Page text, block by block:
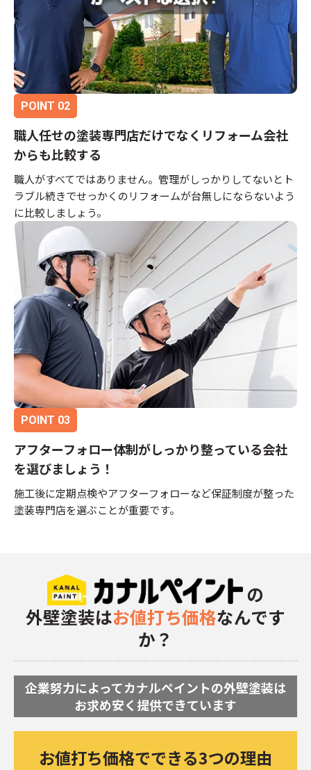
職人任せの塗装専門店だけでなくリフォーム会社
からも比較する
職人がすべてではありません。管理がしっかりしてないとト
ラブル続きでせっかくのリフォームが台無しにならないよう
に比較しましょう。
アフターフォロー体制がしっかり整っている会社
を選びましょう！
施工後に定期点検やアフターフォローなど保証制度が整った
塗装専門店を選ぶことが重要です。
の
外壁塗装はお値打ち価格なんです
か？
企業努力によってカナルペイントの外壁塗装は
お求め安く提供できています
お値打ち価格でできる3つの理由